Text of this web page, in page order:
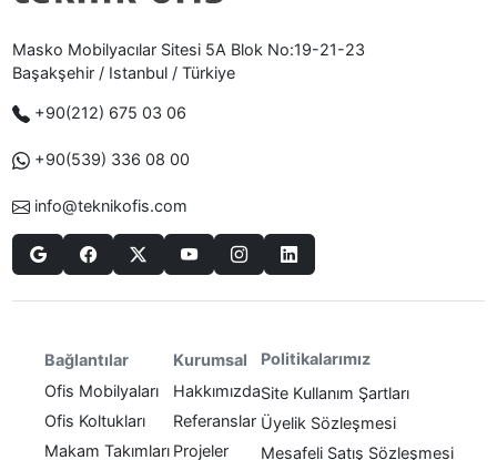
Masko Mobilyacılar Sitesi 5A Blok No:19-21-23
Başakşehir / Istanbul / Türkiye
+90(212) 675 03 06
+90(539) 336 08 00
info@teknikofis.com
Bağlantılar
Ofis Mobilyaları
Ofis Koltukları
Makam Takımları
Kurumsal
Hakkımızda
Referanslar
Projeler
Politikalarımız
Site Kullanım Şartları
Üyelik Sözleşmesi
Mesafeli Satış Sözleşmesi